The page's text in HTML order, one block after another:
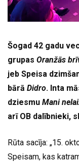
Šogad 42 gadu
grupas Oranžās
jeb Speisa
bārā Didro. Inta
dziesmu Mani
arī OB dalībnieki,
Rūta sacīja: „15.
Speisam, kas